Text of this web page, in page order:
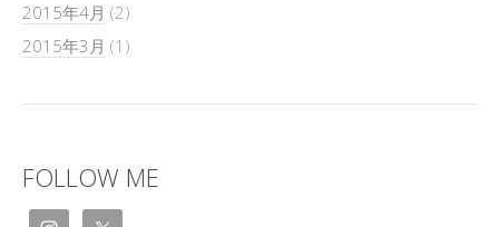
2015年4月 (2)
2015年3月 (1)
FOLLOW ME